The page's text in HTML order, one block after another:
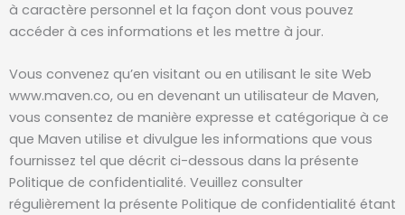
à caractère personnel et la façon dont vous pouvez
accéder à ces informations et les mettre à jour.
Vous convenez qu’en visitant ou en utilisant le site Web
www.maven.co, ou en devenant un utilisateur de Maven,
vous consentez de manière expresse et catégorique à ce
que Maven utilise et divulgue les informations que vous
fournissez tel que décrit ci-dessous dans la présente
Politique de confidentialité. Veuillez consulter
régulièrement la présente Politique de confidentialité étant